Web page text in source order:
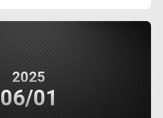
2025
06/01